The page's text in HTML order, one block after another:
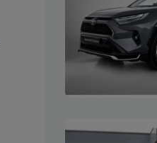
Bekijk deze auto